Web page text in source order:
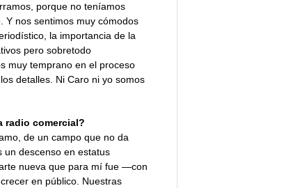
porque no teníamos
Y nos sentimos muy cómodos
la importancia de la
pero sobretodo
muy temprano en el proceso
detalles. Ni Caro ni yo somos
radio comercial?
de un campo que no da
un descenso en estatus
nueva que para mí fue —con
en público. Nuestras